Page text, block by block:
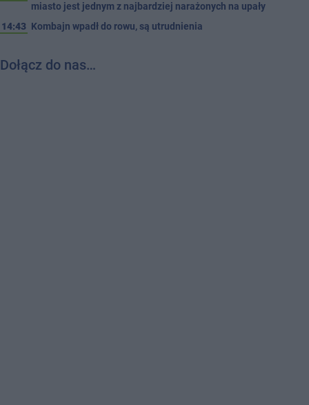
miasto jest jednym z najbardziej narażonych na upały
14:43 Kombajn wpadł do rowu, są utrudnienia
Dołącz do nas…